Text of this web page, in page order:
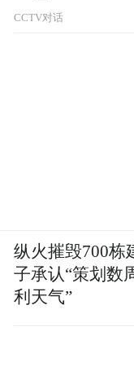
CCTV对话
纵火摧毁700栋
子承认“策划数
利天气”